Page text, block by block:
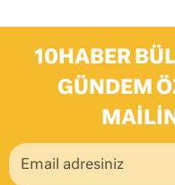
10HABER
GÜNDEM